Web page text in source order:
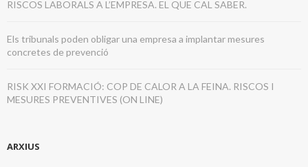
RISCOS LABORALS A L’EMPRESA. EL QUE CAL SABER.
Els tribunals poden obligar una empresa a implantar mesures
concretes de prevenció
RISK XXI FORMACIÓ: COP DE CALOR A LA FEINA. RISCOS I
MESURES PREVENTIVES (ON LINE)
ARXIUS